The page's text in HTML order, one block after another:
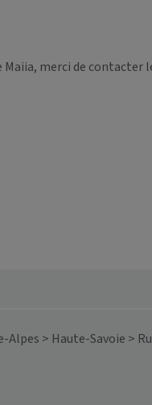
merci de contacter
Alpes > Haute-Savoie >